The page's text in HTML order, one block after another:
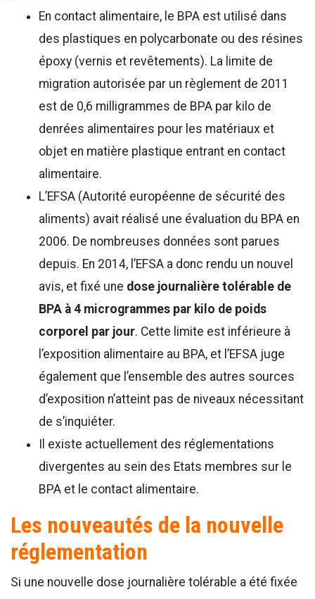
En contact alimentaire, le BPA est utilisé dans
des plastiques en polycarbonate ou des résines
époxy (vernis et revêtements). La limite de
migration autorisée par un règlement de 2011
est de 0,6 milligrammes de BPA par kilo de
denrées alimentaires pour les matériaux et
objet en matière plastique entrant en contact
alimentaire.
L’EFSA (Autorité européenne de sécurité des
aliments) avait réalisé une évaluation du BPA en
2006. De nombreuses données sont parues
depuis. En 2014, l’EFSA a donc rendu un nouvel
avis, et fixé une dose journalière tolérable de
BPA à 4 microgrammes par kilo de poids
corporel par jour. Cette limite est inférieure à
l’exposition alimentaire au BPA, et l’EFSA juge
également que l’ensemble des autres sources
d’exposition n’atteint pas de niveaux nécessitant
de s’inquiéter.
Il existe actuellement des réglementations
divergentes au sein des Etats membres sur le
BPA et le contact alimentaire.
Les nouveautés de la nouvelle
réglementation
Si une nouvelle dose journalière tolérable a été fixée